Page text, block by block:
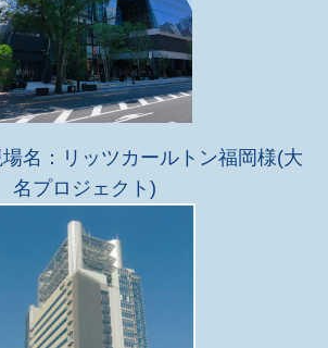
場名：リッツカールトン福岡様(大
名プロジェクト)